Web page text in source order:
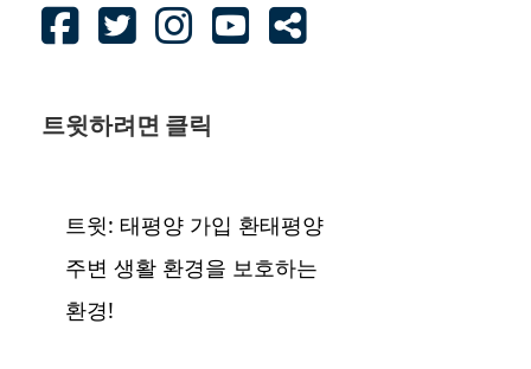
트윗하려면 클릭
트윗: 태평양 가입 환태평양
주변 생활 환경을 보호하는
환경!